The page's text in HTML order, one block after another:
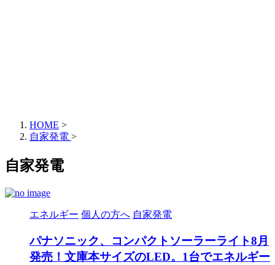
HOME >
自家発電 >
自家発電
エネルギー 個人の方へ 自家発電
パナソニック、コンパクトソーラーライト8月
発売！文庫本サイズのLED。1台でエネルギー